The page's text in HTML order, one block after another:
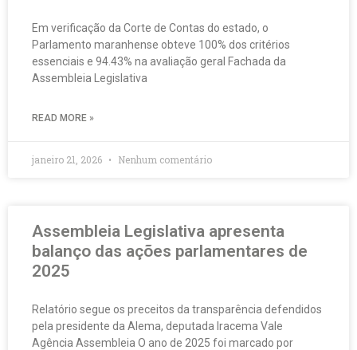
Em verificação da Corte de Contas do estado, o
Parlamento maranhense obteve 100% dos critérios
essenciais e 94.43% na avaliação geral Fachada da
Assembleia Legislativa
READ MORE »
janeiro 21, 2026 Nenhum comentário
Assembleia Legislativa apresenta
balanço das ações parlamentares de
2025
Relatório segue os preceitos da transparência defendidos
pela presidente da Alema, deputada Iracema Vale
Agência Assembleia O ano de 2025 foi marcado por